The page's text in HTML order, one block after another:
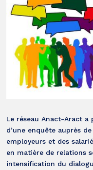
Le réseau Anact-Aract
d’une enquête auprès
employeurs et des
en matière de relations
intensification du